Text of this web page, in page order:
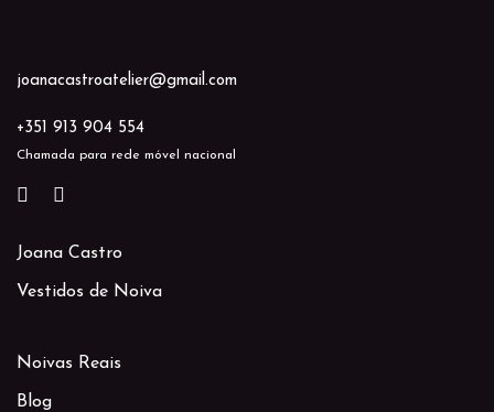
joanacastroatelier@gmail.com
+351 913 904 554
Chamada para rede móvel nacional
Joana Castro
Vestidos de Noiva
Noivas Reais
Blog